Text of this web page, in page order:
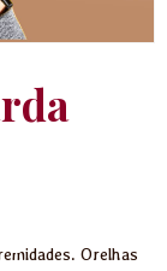
Orelhas